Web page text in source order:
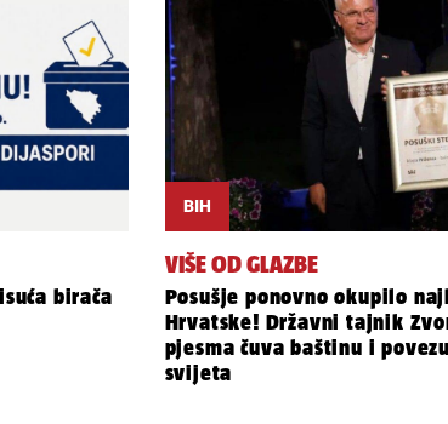
birača
BIH
VIŠE OD GLAZBE
Posušje ponovno okupilo
Hrvatske! Državni tajnik
pjesma čuva baštinu i
svijeta